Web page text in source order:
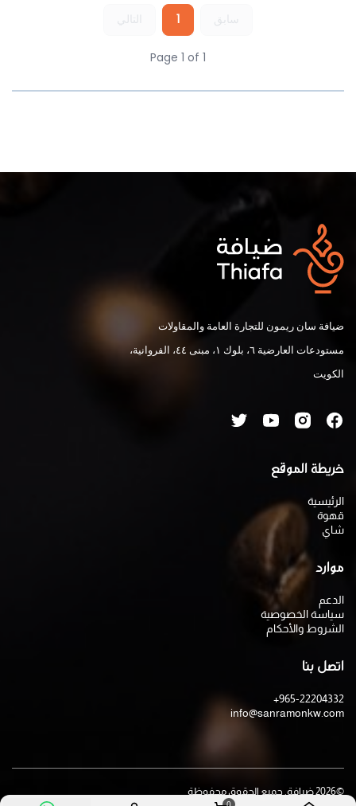
سابق 1 التالي
Page 1 of 1
ضيافة سان ريمون للتجارة العامة والمقاولات
مستودعات العارضية ٦، بلوك ١، مبنى ٤٤، الفروانية،
الكويت
خريطة الموقع
الرئيسية
قهوة
شاي
موارد
الدعم
سياسة الخصوصية
الشروط والأحكام
اتصل بنا
+965-22204332
info@sanramonkw.com
©
2026ضيافة. جميع الحقوق محفوظة